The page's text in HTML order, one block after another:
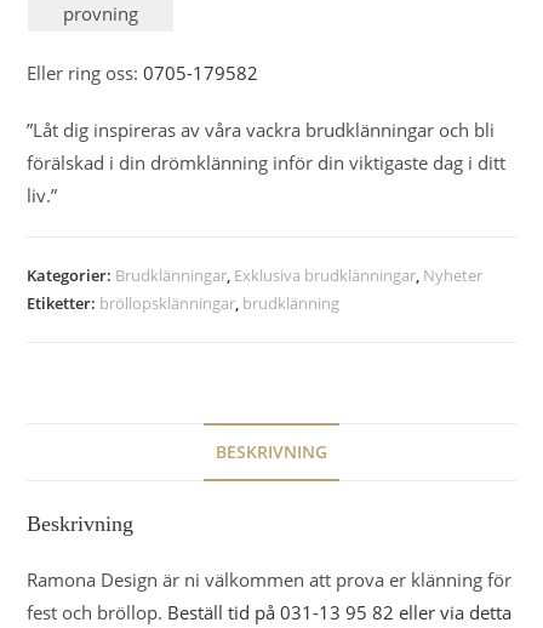
provning
Eller ring oss:0705-179582
”Låt dig inspireras av våra vackra brudklänningar och bli
förälskad i din drömklänning inför din viktigaste dag i ditt
liv.”
Kategorier: Brudklänningar, Exklusiva brudklänningar, Nyheter
Etiketter: bröllopsklänningar, brudklänning
BESKRIVNING
Beskrivning
Ramona Design är ni välkommen att prova er klänning för
fest och bröllop. Beställ tid på 031-13 95 82 eller via detta